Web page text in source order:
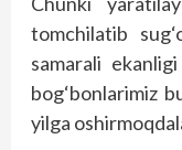
tomchilatib
samarali
bog‘bonlarimiz
yilga